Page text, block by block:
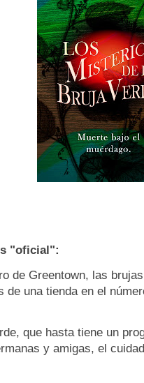
"oficial":
de Greentown, las
de una tienda en el
que hasta tiene un
y amigas, el